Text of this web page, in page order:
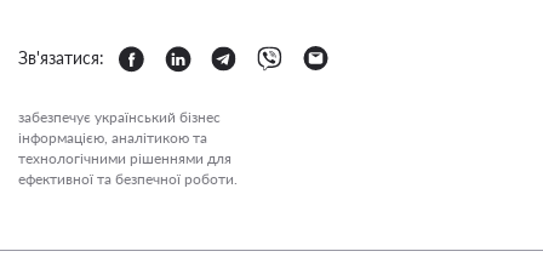
Зв'язатися:
забезпечує український бізнес
інформацією, аналітикою та
технологічними рішеннями для
ефективної та безпечної роботи.